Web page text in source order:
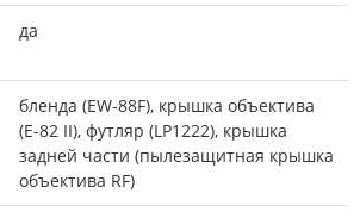
да
бленда (EW-88F), крышка объектива
(E-82 II), футляр (LP1222), крышка
задней части (пылезащитная крышка
объектива RF)